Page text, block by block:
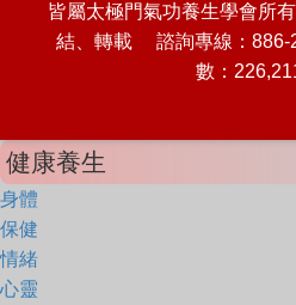
皆屬太極門氣功養生學會所
結、轉載 諮詢專線：
數：
健康養生
身體
保健
情緒
心靈